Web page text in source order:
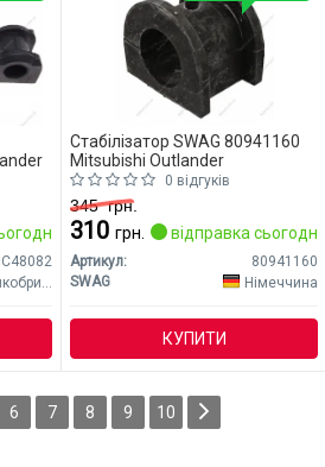
Стабілізатор SWAG 80941160
Mitsubishi Outlander
0 відгуків
345грн.
310 грн. відправка сьогодні
Артикул:
80941160
SWAG
Німеччина
КУПИТИ
6 7 8 9 10